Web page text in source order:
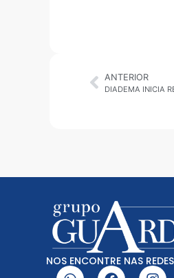
ANTERIOR
DIADEMA INICIA
NOS ENCONTRE NAS